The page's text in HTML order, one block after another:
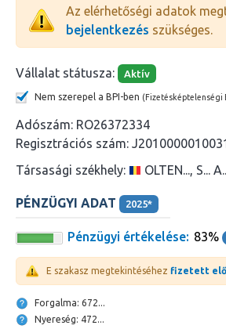
Az elérhetőségi adatok
bejelentkezés szükséges.
Vállalat státusza: Aktív
Nem szerepel a BPI-ben (Fizetésképtelenségi
Adószám: RO26372334
Regisztrációs szám:
Társasági székhely:
OLTEN..., S...
PÉNZÜGYI ADAT 2025*
Pénzügyi értékelése: 83%
E szakasz megtekintéséhez fizetett
Forgalma: 672...
Nyereség: 472...